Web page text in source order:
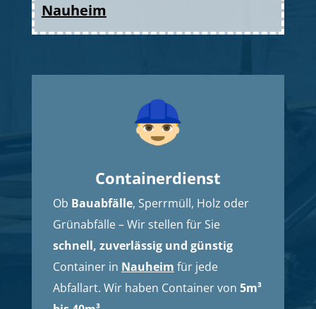
Nauheim
Containerdienst
Ob Bauabfälle, Sperrmüll, Holz oder
Grünabfälle – Wir stellen für Sie
schnell, zuverlässig und günstig
Container in Nauheim für jede
Abfallart. Wir haben Container von 5m³